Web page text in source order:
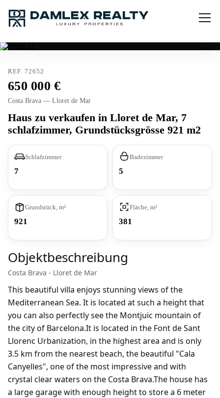
REF. 72652
650 000
Costa Brava — Lloret de Mar
Haus zu verkaufen in Lloret de Mar, 7
schlafzimmer, Grundstücksgrösse 921 m2
Schlafzimmer
7
Badezimmer
5
Grundstück, m²
921
Fläche, m²
381
Objektbeschreibung
Costa Brava - Lloret de Mar
This beautiful villa enjoys stunning views of the
Mediterranean Sea. It is located at such a height that
you can also perfectly see the Montjuic mountain of
the city of Barcelona.It is located in the Font de Sant
Llorenc Urbanization, in the highest area and is only
3.5 km from the nearest beach, the beautiful "Cala
Canyelles", one of the most impressive and with
crystal clear waters on the Costa Brava.The house has
a large garage with enough height to store a 6 meter